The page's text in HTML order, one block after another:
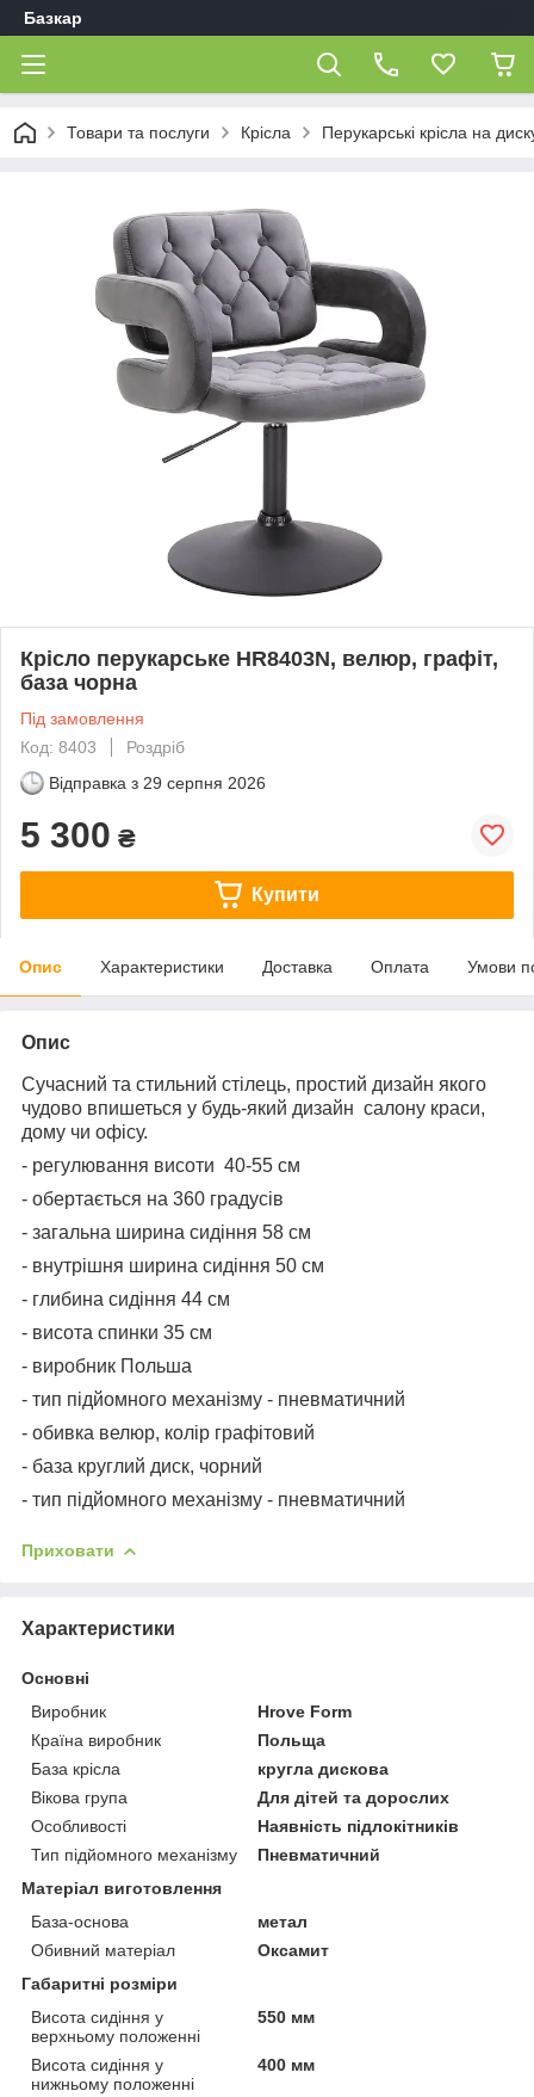
Базкар
Товари та послуги Крісла Перукарські крісла на
Крісло перукарське НR8403N, велюр, графіт,
база чорна
Під замовлення
Код: 8403
Роздріб
Відправка з 29 серпня 2026
5 300 ₴
Купити
Опис Характеристики Доставка Оплата Умови
Опис
Сучасний та стильний стілець, простий дизайн якого
чудово впишеться у будь-який дизайн салону краси,
дому чи офісу.
- регулювання висоти 40-55 см
- обертається на 360 градусів
- загальна ширина сидіння 58 см
- внутрішня ширина сидіння 50 см
- глибина сидіння 44 см
- висота спинки 35 см
- виробник Польша
- тип підйомного механізму - пневматичний
- обивка велюр, колір графітовий
- база круглий диск, чорний
- тип підйомного механізму - пневматичний
Приховати
Характеристики
Основні
Виробник
Hrove Form
Країна виробник
Польща
База крісла
кругла дискова
Вікова група
Для дітей та дорослих
Особливості
Наявність підлокітників
Тип підйомного механізму
Пневматичний
Матеріал виготовлення
База-основа
метал
Обивний матеріал
Оксамит
Габаритні розміри
Висота сидіння у
верхньому положенні
550 мм
Висота сидіння у
нижньому положенні
400 мм